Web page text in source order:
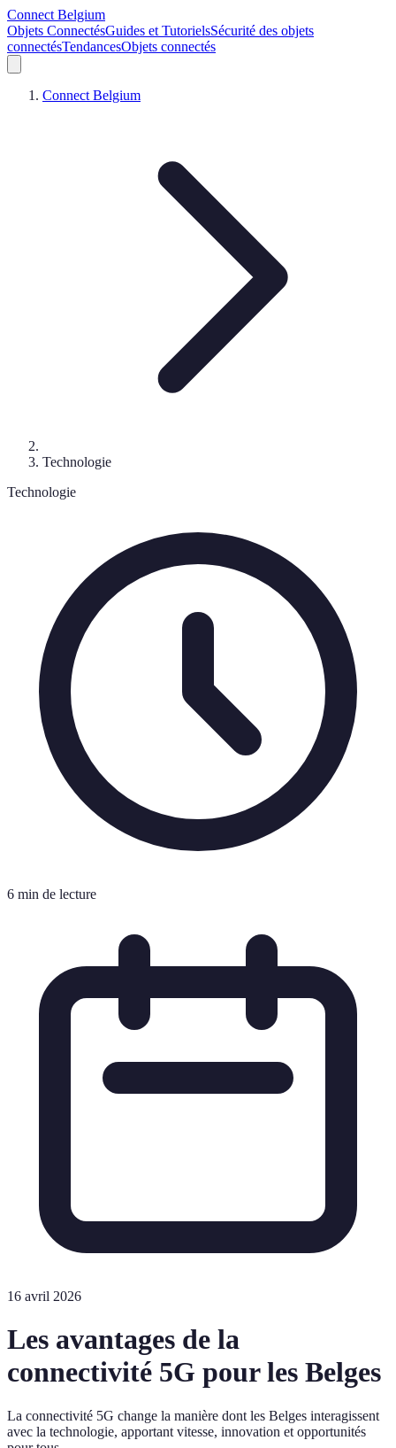
Connect Belgium
Objets ConnectésGuides et TutorielsSécurité des objets
connectésTendancesObjets connectés
Connect Belgium
Technologie
Technologie
6 min de lecture
16 avril 2026
Les avantages de la
connectivité 5G pour les Belges
La connectivité 5G change la manière dont les Belges interagissent
avec la technologie, apportant vitesse, innovation et opportunités